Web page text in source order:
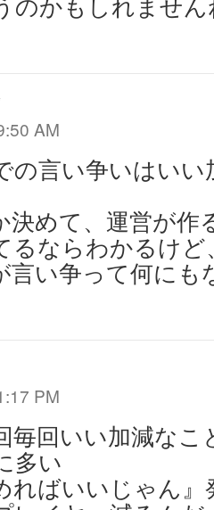
のかもしれません
AM
の言い争いはいい
決めて、運営が作
るならわかるけ
言い争って何にも
PM
毎回いい加減なこ
多い
ればいいじゃん』